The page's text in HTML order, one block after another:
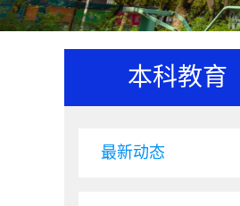
本科教育
最新动态